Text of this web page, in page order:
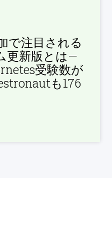
で注目される
更新版とは—
受験数が
も176